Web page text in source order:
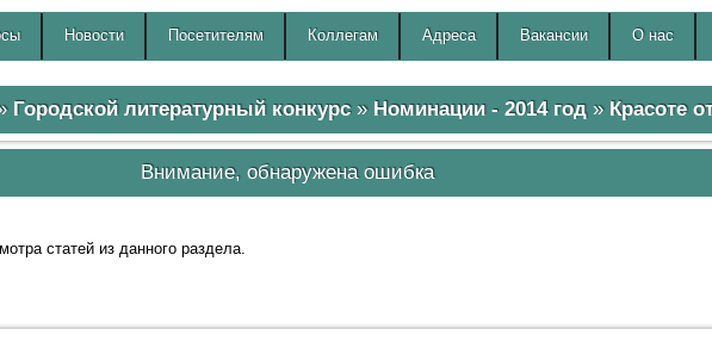
Новости Посетителям Коллегам Адреса Вакансии О нас
Городской литературный конкурс» Номинации - 2014 год» Красоте
Внимание, обнаружена ошибка
статей из данного раздела.